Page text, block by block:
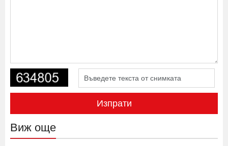
Изпрати
Виж още